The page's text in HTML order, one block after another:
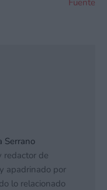
Fuente
Serrano
redactor de
apadrinado por
lo relacionado